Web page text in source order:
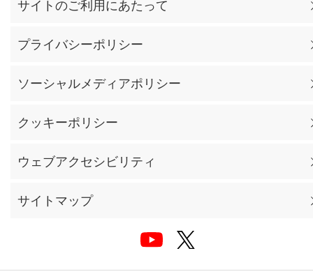
サイトのご利用にあたって
プライバシーポリシー
ソーシャルメディアポリシー
クッキーポリシー
ウェブアクセシビリティ
サイトマップ